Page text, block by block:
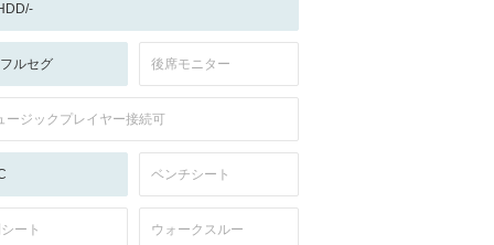
ルセグ 後席モニター
ージックプレイヤー接続可
ベンチシート
ート ウォークスルー